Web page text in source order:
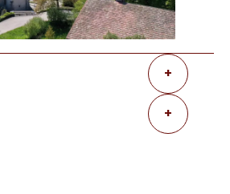
+
+